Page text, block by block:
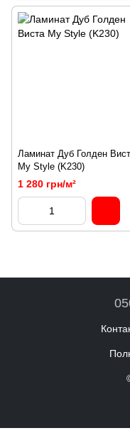
Ламинат Дуб Голден
My Style (K230)
1 280 грн/м²